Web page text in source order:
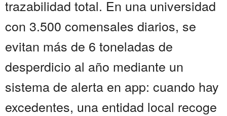
trazabilidad total. En una universidad
con 3.500 comensales diarios, se
evitan más de 6 toneladas de
desperdicio al año mediante un
sistema de alerta en app: cuando hay
excedentes, una entidad local recoge